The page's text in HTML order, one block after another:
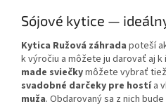
Sójové kytice —
Kytica Ružová záhrada poteší
k výročiu a môžete ju darovať aj k
made sviečkymôžete vybrať
svadobné darčeky pre hostía
muža. Obdarovaný sa z nich